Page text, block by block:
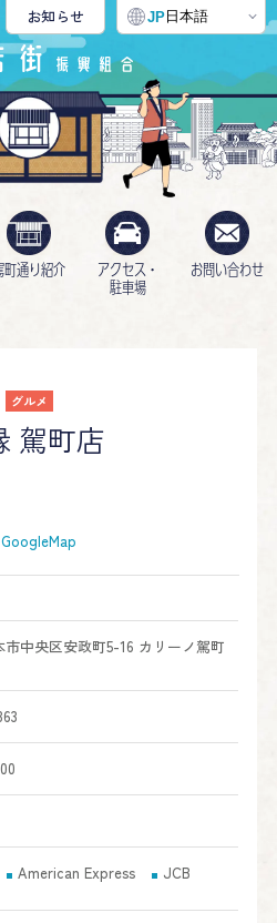
町通り紹介
アクセス・
駐車場
お問い合わせ
お知らせ JP 日本語
グルメ
駕町店
GoogleMap
市中央区安政町5-16 カリーノ駕町
American Express JCB